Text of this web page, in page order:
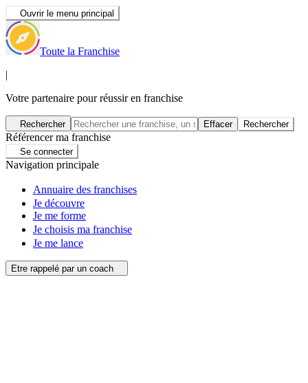
Ouvrir le menu principal
Toute la Franchise
|
Votre partenaire pour réussir en franchise
Rechercher Effacer Rechercher
Référencer ma franchise
Se connecter
Navigation principale
Annuaire des franchises
Je découvre
Je me forme
Je choisis ma franchise
Je me lance
Etre rappelé par un coach